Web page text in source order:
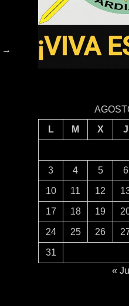
→
L
M X J
3 4 5 6
10 11 12
17 18 19
24 25 26
31
« Jul